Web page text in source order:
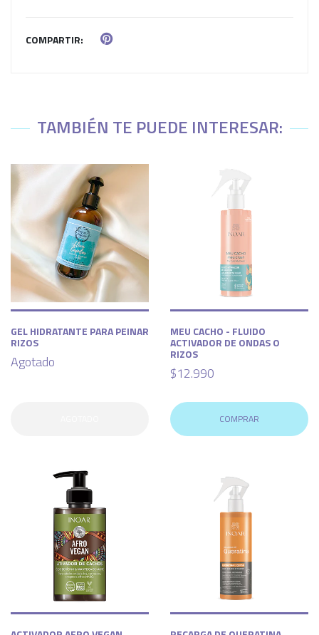
COMPARTIR:
TAMBIÉN TE PUEDE INTERESAR:
GEL HIDRATANTE PARA PEINAR
RIZOS
Agotado
MEU CACHO - FLUIDO
ACTIVADOR DE ONDAS O
RIZOS
$12.990
COMPRAR